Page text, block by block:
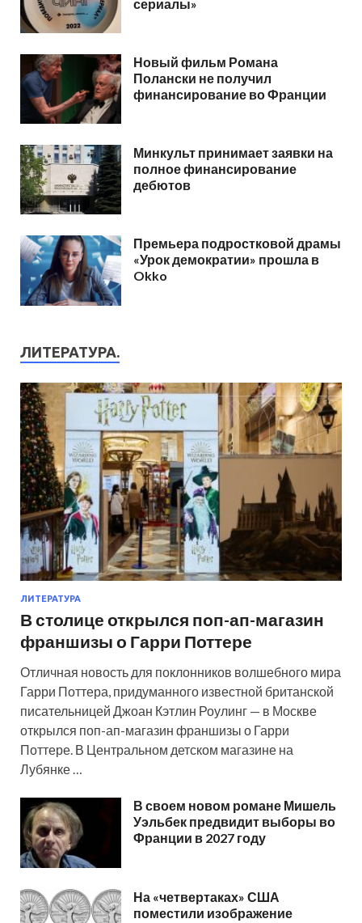
сериалы»
Новый фильм Романа
Полански не получил
финансирование во Франции
Минкульт принимает заявки на
полное финансирование
дебютов
Премьера подростковой драмы
«Урок демократии» прошла в
Okko
ЛИТЕРАТУРА.
ЛИТЕРАТУРА
В столице открылся поп-ап-магазин
франшизы о Гарри Поттере
Отличная новость для поклонников волшебного мира
Гарри Поттера, придуманного известной британской
писательницей Джоан Кэтлин Роулинг — в Москве
открылся поп-ап-магазин франшизы о Гарри
Поттере. В Центральном детском магазине на
Лубянке …
В своем новом романе Мишель
Уэльбек предвидит выборы во
Франции в 2027 году
На «четвертаках» США
поместили изображение